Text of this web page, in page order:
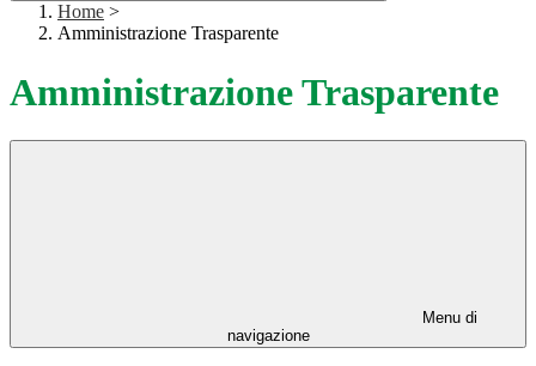
Home >
Amministrazione Trasparente
Amministrazione Trasparente
Menu di
navigazione